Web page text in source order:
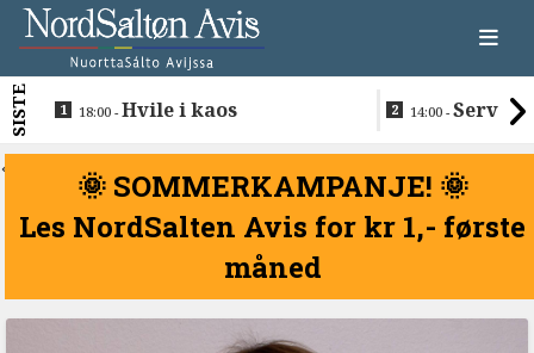
SISTE 18:00 -Hvile i kaos 14:00 -
beboerne
<
🌞 SOMMERKAMPANJE! 🌞
Les NordSalten Avis for kr 1,- første
måned